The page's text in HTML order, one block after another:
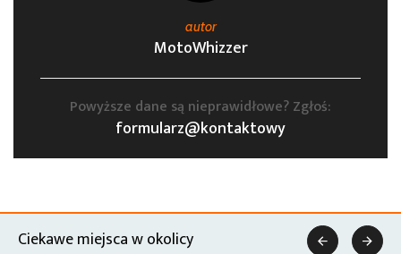
autor
MotoWhizzer
Powyższe dane są nieprawidłowe? Zgłoś:
formularz@kontaktowy
Ciekawe miejsca w okolicy  